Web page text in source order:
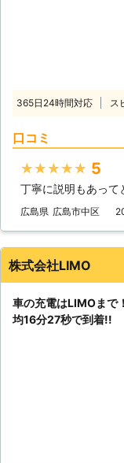
365日24時間対応 ス
口コミ
★★★★★ 5
丁寧に説明もあって
広島県 広島市中区
株式会社LIMO
車の充電はLIMOまで
均16分27秒で到着!!